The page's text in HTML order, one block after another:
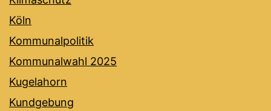
Köln
Kommunalpolitik
Kommunalwahl 2025
Kugelahorn
Kundgebung